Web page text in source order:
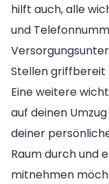
hilft auch, alle
und
Stellen griffbereit
Eine weitere
auf deinen
deiner
Raum durch und
mitnehmen